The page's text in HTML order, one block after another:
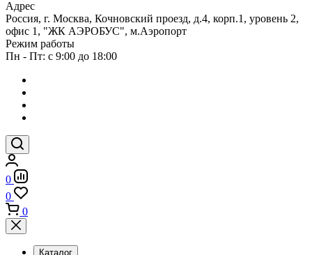
Адрес
Россия, г. Москва, Кочновский проезд, д.4, корп.1, уровень 2,
офис 1, "ЖК АЭРОБУС", м.Аэропорт
Режим работы
Пн - Пт: с 9:00 до 18:00
0
0
0
Каталог